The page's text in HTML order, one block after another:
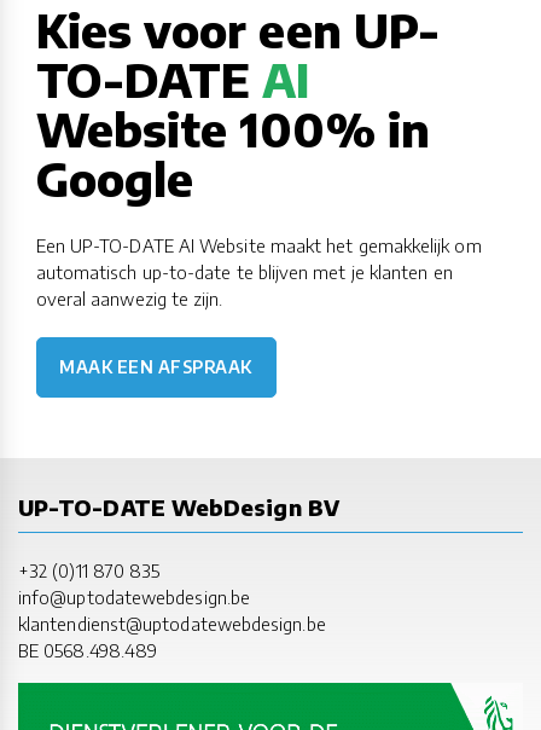
Kies voor een UP-
TO-DATEAI
Website 100% in
Google
Een UP-TO-DATE AI Website maakt het gemakkelijk om
automatisch up-to-date te blijven met je klanten en
overal aanwezig te zijn.
MAAK EEN AFSPRAAK
UP-TO-DATE WebDesign BV
+32 (0)11 870 835
info@uptodatewebdesign.be
klantendienst@uptodatewebdesign.be
BE 0568.498.489